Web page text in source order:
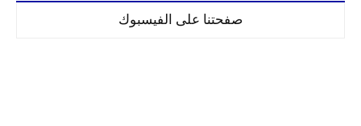
صفحتنا على الفيسبوك